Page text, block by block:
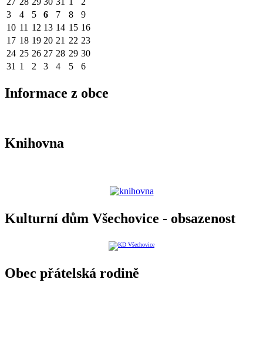
3
4 5 6 7 8
9
10 11 12 13 14 15 16
17 18 19 20 21 22 23
24 25 26 27 28 29 30
31 1 2 3 4 5 6
Informace z obce
Knihovna
Kulturní dům Všechovice - obsazenost
Obec přátelská rodině